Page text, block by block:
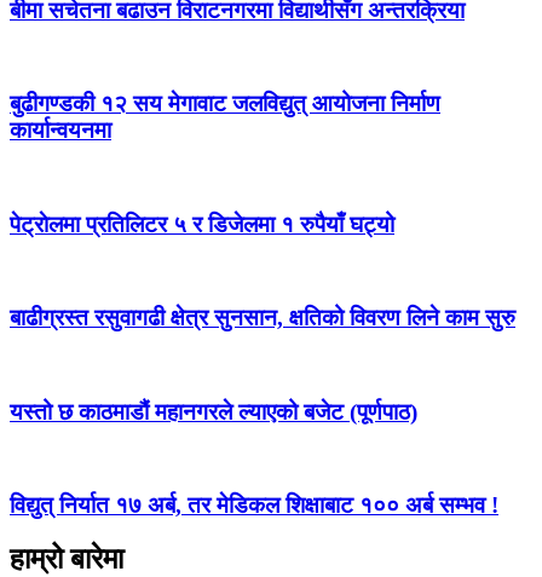
बीमा सचेतना बढाउन विराटनगरमा विद्यार्थीसँग अन्तरक्रिया
बुढीगण्डकी १२ सय मेगावाट जलविद्युत् आयोजना निर्माण
कार्यान्वयनमा
पेट्राेलमा प्रतिलिटर ५ र डिजेलमा १ रुपैयाँ घट्यो
बाढीग्रस्त रसुवागढी क्षेत्र सुनसान, क्षतिको विवरण लिने काम सुरु
यस्तो छ काठमाडौं महानगरले ल्याएको बजेट (पूर्णपाठ)
विद्युत् निर्यात १७ अर्ब, तर मेडिकल शिक्षाबाट १०० अर्ब सम्भव !
हाम्रो बारेमा